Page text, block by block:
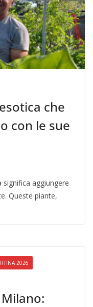
che
con le sue
significa aggiungere
Queste piante,
2026